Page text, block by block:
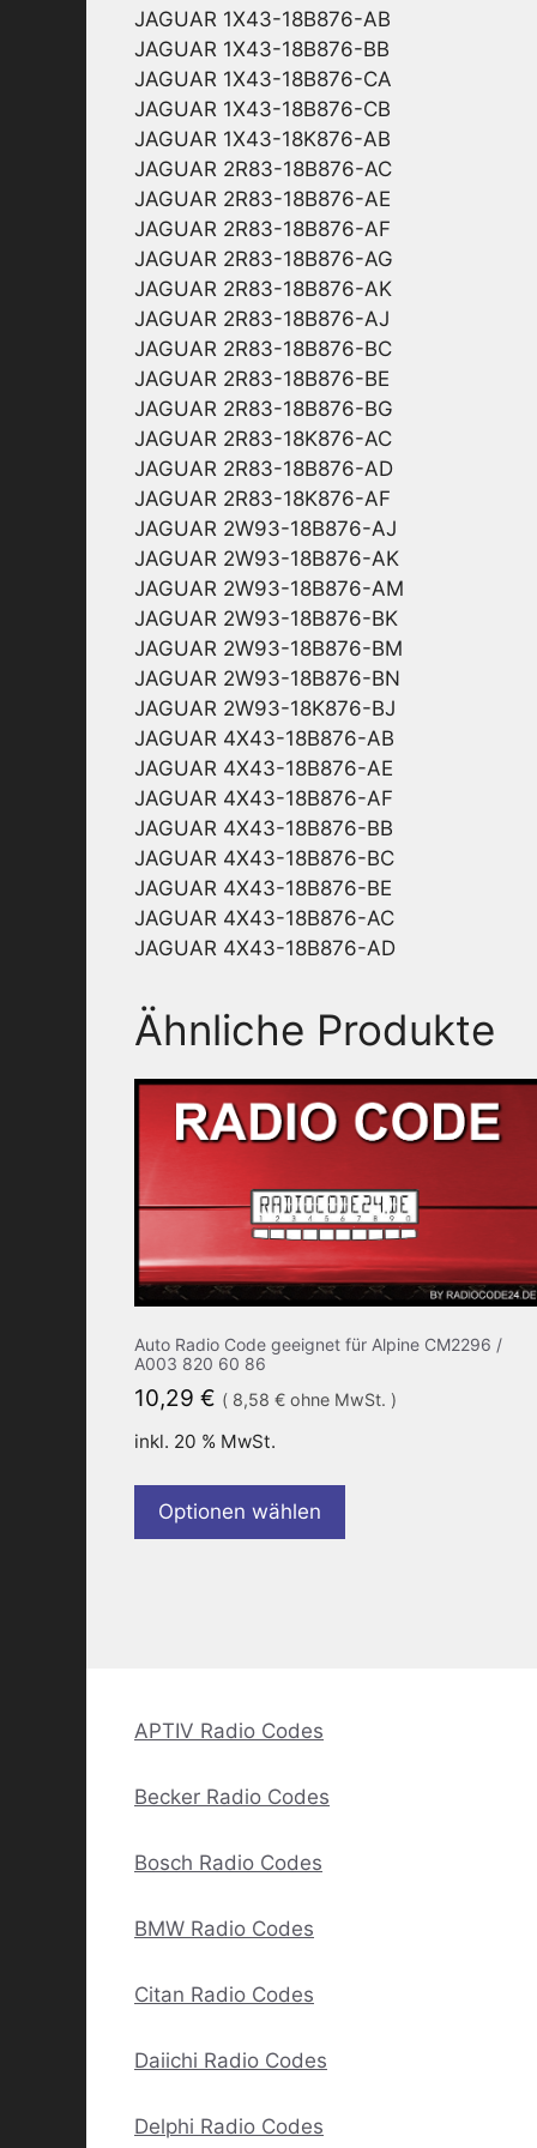
JAGUAR 1X43-18B876-AB
JAGUAR 1X43-18B876-BB
JAGUAR 1X43-18B876-CA
JAGUAR 1X43-18B876-CB
JAGUAR 1X43-18K876-AB
JAGUAR 2R83-18B876-AC
JAGUAR 2R83-18B876-AE
JAGUAR 2R83-18B876-AF
JAGUAR 2R83-18B876-AG
JAGUAR 2R83-18B876-AK
JAGUAR 2R83-18B876-AJ
JAGUAR 2R83-18B876-BC
JAGUAR 2R83-18B876-BE
JAGUAR 2R83-18B876-BG
JAGUAR 2R83-18K876-AC
JAGUAR 2R83-18B876-AD
JAGUAR 2R83-18K876-AF
JAGUAR 2W93-18B876-AJ
JAGUAR 2W93-18B876-AK
JAGUAR 2W93-18B876-AM
JAGUAR 2W93-18B876-BK
JAGUAR 2W93-18B876-BM
JAGUAR 2W93-18B876-BN
JAGUAR 2W93-18K876-BJ
JAGUAR 4X43-18B876-AB
JAGUAR 4X43-18B876-AE
JAGUAR 4X43-18B876-AF
JAGUAR 4X43-18B876-BB
JAGUAR 4X43-18B876-BC
JAGUAR 4X43-18B876-BE
JAGUAR 4X43-18B876-AC
JAGUAR 4X43-18B876-AD
Ähnliche Produkte
Auto Radio Code geeignet für Alpine CM2296 /
A003 820 60 86
10,29 € ( 8,58 € ohne MwSt. )
inkl. 20 % MwSt.
Optionen wählen
APTIV Radio Codes
Becker Radio Codes
Bosch Radio Codes
BMW Radio Codes
Citan Radio Codes
Daiichi Radio Codes
Delphi Radio Codes